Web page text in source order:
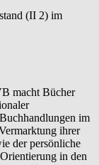
(II 2) im
macht Bücher
im
ihrer
der persönliche
in den